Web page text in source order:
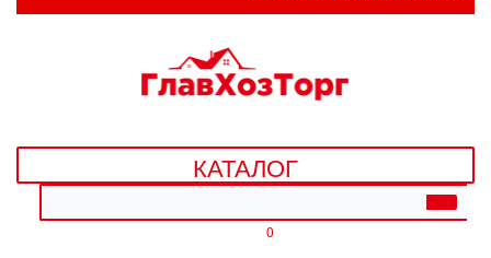
ДАЧА, САД И ОГОРОД
ДЕТСКИЕ ТОВАРЫ
КАТАЛОГ
0